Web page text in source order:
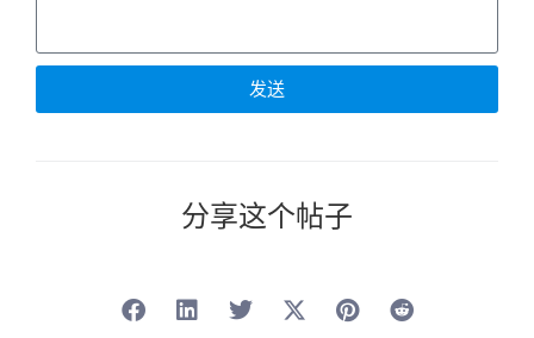
分享这个帖子
发送